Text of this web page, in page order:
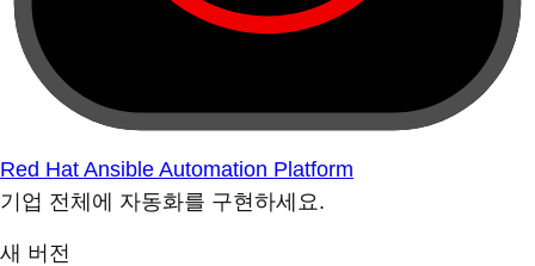
Red Hat Ansible Automation Platform
기업 전체에 자동화를 구현하세요.
새 버전